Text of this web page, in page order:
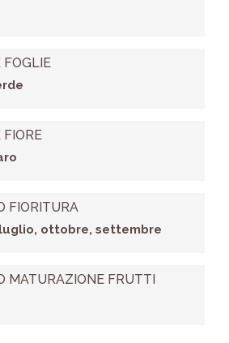
FOGLIE
FIORE
FIORITURA
ottobre, settembre
MATURAZIONE FRUTTI